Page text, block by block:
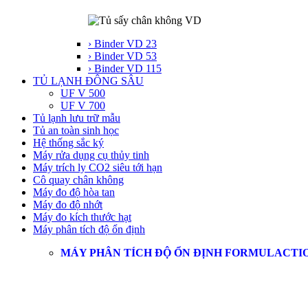
› Binder VD 23
› Binder VD 53
› Binder VD 115
TỦ LẠNH ĐÔNG SÂU
UF V 500
UF V 700
Tủ lạnh lưu trữ mẫu
Tủ an toàn sinh học
Hệ thống sắc ký
Máy rửa dụng cụ thủy tinh
Máy trích ly CO2 siêu tới hạn
Cô quay chân không
Máy đo độ hòa tan
Máy đo độ nhớt
Máy đo kích thước hạt
Máy phân tích độ ổn định
MÁY PHÂN TÍCH ĐỘ ỔN ĐỊNH